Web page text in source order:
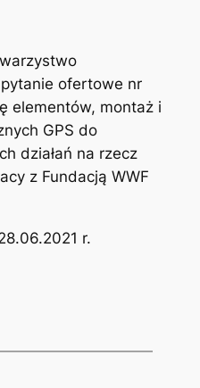
ofertowe nr
elementów, montaż i
GPS do
działań na rzecz
z Fundacją WWF
r.